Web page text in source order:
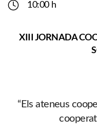
10:00 h
XIII JORNADA
“Els ateneus